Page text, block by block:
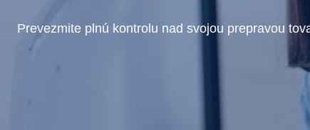
Prevezmite plnú kontrolu nad svojou prepravou